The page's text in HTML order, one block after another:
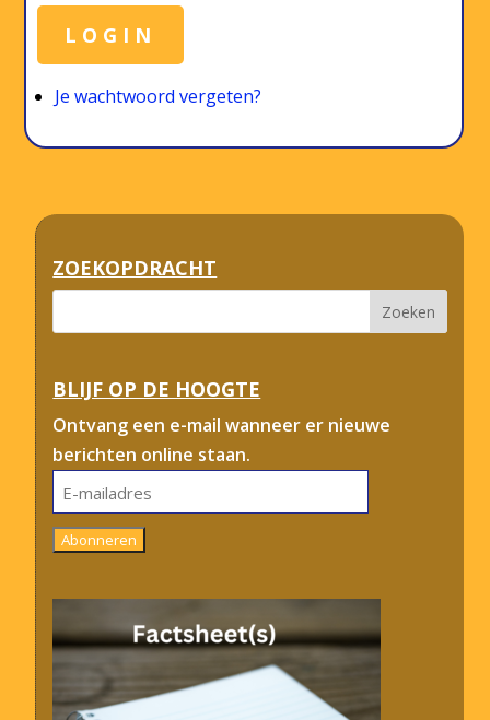
LOGIN
Je wachtwoord vergeten?
ZOEKOPDRACHT
BLIJF OP DE HOOGTE
Ontvang een e-mail wanneer er nieuwe
berichten online staan.
E-
mailadres
Abonneren